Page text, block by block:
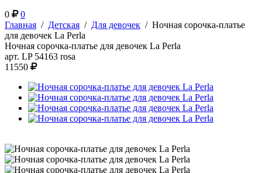
0
0
Главная / Детская / Для девочек / Ночная сорочка-платье
для девочек La Perla
Ночная сорочка-платье для девочек La Perla
арт. LP 54163 rosa
11550